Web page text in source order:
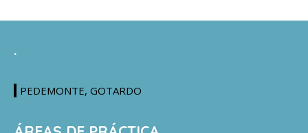
.
PEDEMONTE, GOTARDO